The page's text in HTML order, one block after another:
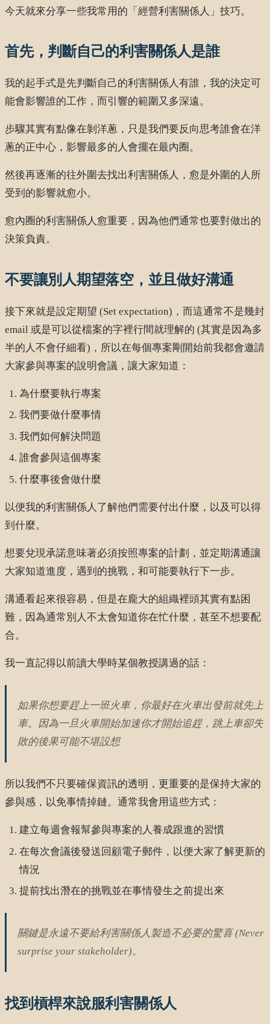
今天就來分享一些我常用的「經營利害關係人」技巧。
首先，判斷自己的利害關係人是誰
我的起手式是先判斷自己的利害關係人有誰，我的決定可
能會影響誰的工作，而引響的範圍又多深遠。
步驟其實有點像在剝洋蔥，只是我們要反向思考誰會在洋
蔥的正中心，影響最多的人會擺在最內圈。
然後再逐漸的往外圍去找出利害關係人，愈是外圍的人所
受到的影響就愈小。
愈內圈的利害關係人愈重要，因為他們通常也要對做出的
決策負責。
不要讓別人期望落空，並且做好溝通
接下來就是設定期望 (Set expectation)，而這通常不是幾封
email 或是可以從檔案的字裡行間就理解的 (其實是因為多
半的人不會仔細看)，所以在每個專案剛開始前我都會邀請
大家參與專案的說明會議，讓大家知道：
為什麼要執行專案
我們要做什麼事情
我們如何解決問題
誰會參與這個專案
什麼事後會做什麼
以便我的利害關係人了解他們需要付出什麼，以及可以得
到什麼。
想要兌現承諾意味著必須按照專案的計劃，並定期溝通讓
大家知道進度，遇到的挑戰，和可能要執行下一步。
溝通看起來很容易，但是在龐大的組織裡頭其實有點困
難，因為通常別人不太會知道你在忙什麼，甚至不想要配
合。
我一直記得以前讀大學時某個教授講過的話：
如果你想要趕上一班火車，你最好在火車出發前就先上
車。因為一旦火車開始加速你才開始追趕，跳上車卻失
敗的後果可能不堪設想
所以我們不只要確保資訊的透明，更重要的是保持大家的
參與感，以免事情掉鏈。通常我會用這些方式：
建立每週會報幫參與專案的人養成跟進的習慣
在每次會議後發送回顧電子郵件，以便大家了解更新的
情況
提前找出潛在的挑戰並在事情發生之前提出來
關鍵是永遠不要給利害關係人製造不必要的驚喜 (Never
surprise your stakeholder)。
找到槓桿來說服利害關係人